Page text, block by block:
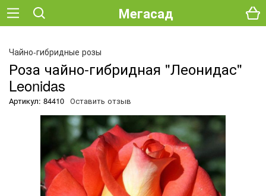
Мегасад
Чайно-гибридные розы
Роза чайно-гибридная "Леонидас"
Leonidas
Артикул: 84410 Оставить отзыв